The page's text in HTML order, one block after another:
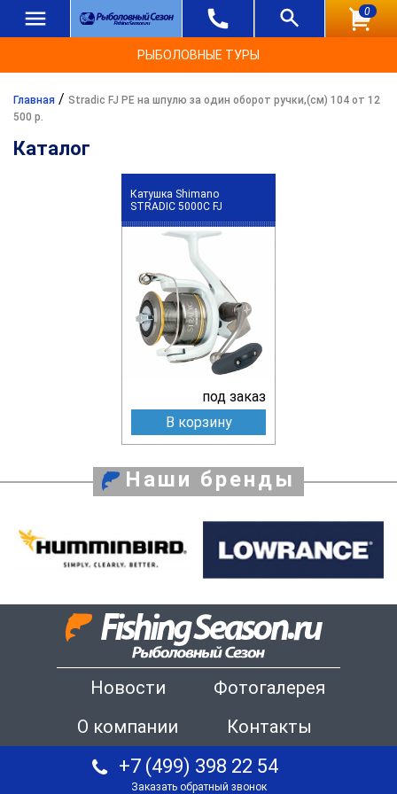
0
РЫБОЛОВНЫЕ ТУРЫ
Главная / Stradic FJ PE на шпулю за один оборот ручки,(см) 104 от 12
500 р.
Каталог
Катушка Shimano
STRADIC 5000C FJ
под заказ
В корзину
Наши бренды
Новости
Фотогалерея
О компании
Контакты
+7 (499) 398 22 54
Заказать обратный звонок